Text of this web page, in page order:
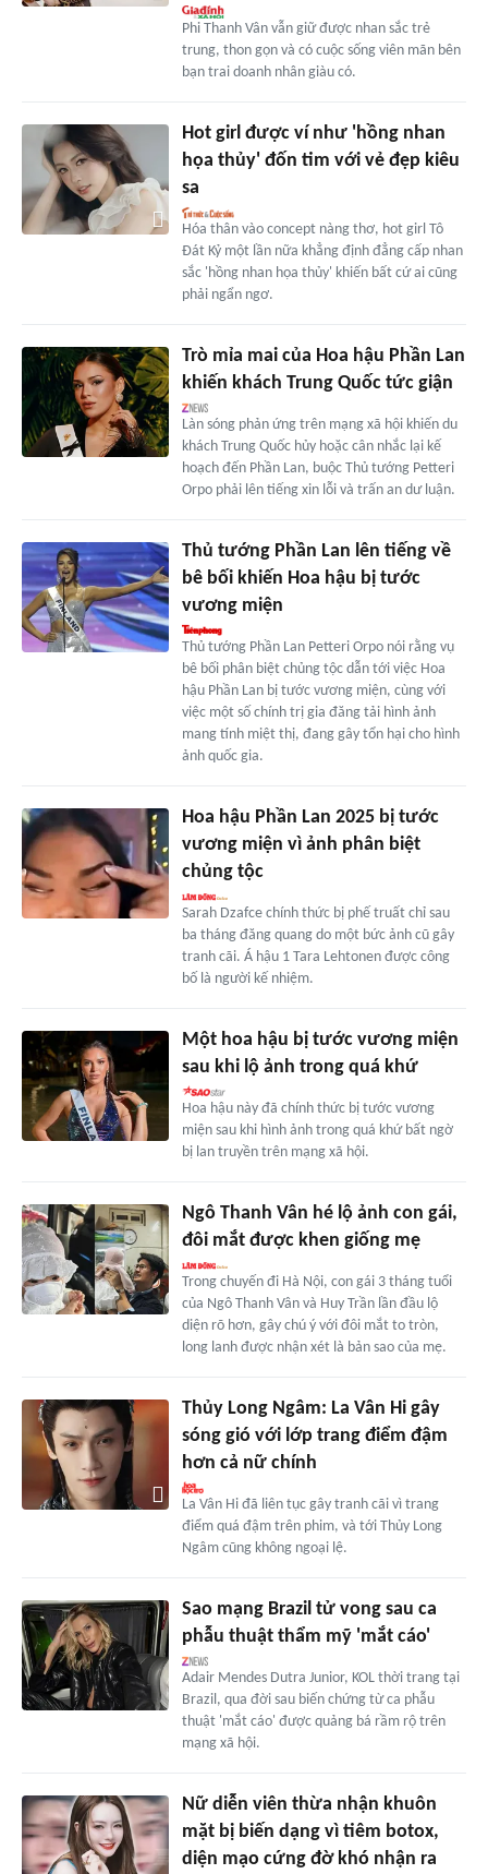
Phi Thanh Vân vẫn giữ được nhan sắc trẻ
trung, thon gọn và có cuộc sống viên mãn bên
bạn trai doanh nhân giàu có.
Hot girl được ví như 'hồng nhan
họa thủy' đốn tim với vẻ đẹp kiêu
sa
Hóa thân vào concept nàng thơ, hot girl Tô
Đát Kỷ một lần nữa khẳng định đẳng cấp nhan
sắc 'hồng nhan họa thủy' khiến bất cứ ai cũng
phải ngẩn ngơ.
Trò mỉa mai của Hoa hậu Phần Lan
khiến khách Trung Quốc tức giận
Làn sóng phản ứng trên mạng xã hội khiến du
khách Trung Quốc hủy hoặc cân nhắc lại kế
hoạch đến Phần Lan, buộc Thủ tướng Petteri
Orpo phải lên tiếng xin lỗi và trấn an dư luận.
Thủ tướng Phần Lan lên tiếng về
bê bối khiến Hoa hậu bị tước
vương miện
Thủ tướng Phần Lan Petteri Orpo nói rằng vụ
bê bối phân biệt chủng tộc dẫn tới việc Hoa
hậu Phần Lan bị tước vương miện, cùng với
việc một số chính trị gia đăng tải hình ảnh
mang tính miệt thị, đang gây tổn hại cho hình
ảnh quốc gia.
Hoa hậu Phần Lan 2025 bị tước
vương miện vì ảnh phân biệt
chủng tộc
Sarah Dzafce chính thức bị phế truất chỉ sau
ba tháng đăng quang do một bức ảnh cũ gây
tranh cãi. Á hậu 1 Tara Lehtonen được công
bố là người kế nhiệm.
Một hoa hậu bị tước vương miện
sau khi lộ ảnh trong quá khứ
Hoa hậu này đã chính thức bị tước vương
miện sau khi hình ảnh trong quá khứ bất ngờ
bị lan truyền trên mạng xã hội.
Ngô Thanh Vân hé lộ ảnh con gái,
đôi mắt được khen giống mẹ
Trong chuyến đi Hà Nội, con gái 3 tháng tuổi
của Ngô Thanh Vân và Huy Trần lần đầu lộ
diện rõ hơn, gây chú ý với đôi mắt to tròn,
long lanh được nhận xét là bản sao của mẹ.
Thủy Long Ngâm: La Vân Hi gây
sóng gió với lớp trang điểm đậm
hơn cả nữ chính
La Vân Hi đã liên tục gây tranh cãi vì trang
điểm quá đậm trên phim, và tới Thủy Long
Ngâm cũng không ngoại lệ.
Sao mạng Brazil tử vong sau ca
phẫu thuật thẩm mỹ 'mắt cáo'
Adair Mendes Dutra Junior, KOL thời trang tại
Brazil, qua đời sau biến chứng từ ca phẫu
thuật 'mắt cáo' được quảng bá rầm rộ trên
mạng xã hội.
Nữ diễn viên thừa nhận khuôn
mặt bị biến dạng vì tiêm botox,
diện mạo cứng đờ khó nhận ra